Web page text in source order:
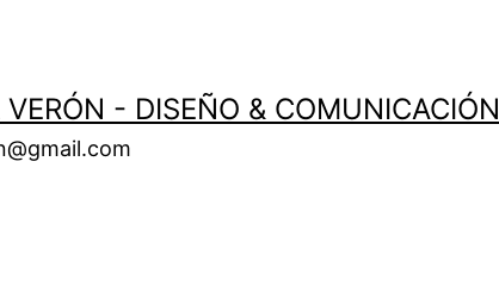
VERÓN - DISEÑO & COMUNICACIÓN